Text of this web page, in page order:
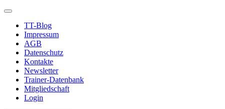
TT-Blog
Impressum
AGB
Datenschutz
Kontakte
Newsletter
Trainer-Datenbank
Mitgliedschaft
Login